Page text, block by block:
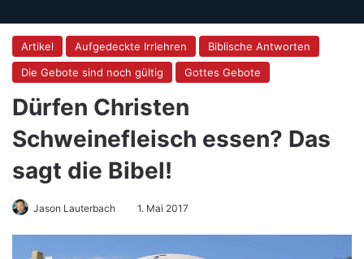
Artikel Aufgedeckte Irrlehren
Biblische Antworten
Die Gebote sind noch gültig
Gottes Gebote
Dürfen Christen
Schweinefleisch essen? Das
sagt die Bibel!
Jason Lauterbach 1. Mai 2017